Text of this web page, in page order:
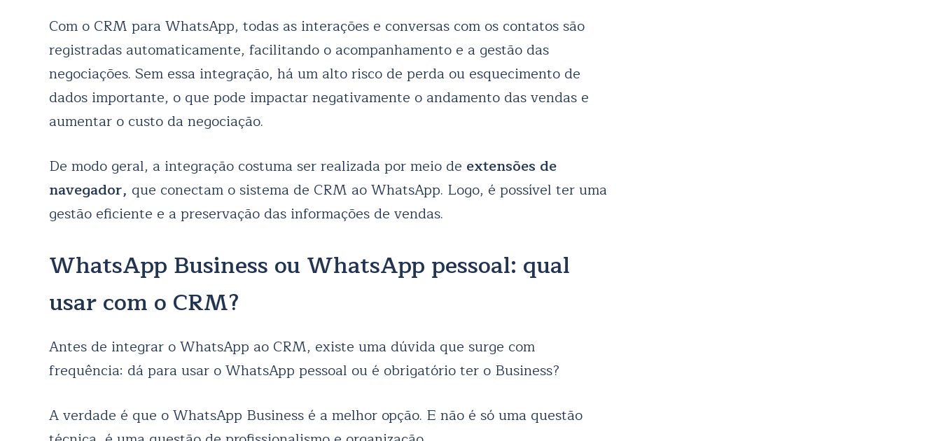
Com o CRM para WhatsApp, todas as interações e conversas com os contatos são
registradas automaticamente, facilitando o acompanhamento e a gestão das
negociações. Sem essa integração, há um alto risco de perda ou esquecimento de
dados importante, o que pode impactar negativamente o andamento das vendas e
aumentar o custo da negociação.
De modo geral, a integração costuma ser realizada por meio de extensões de
navegador, que conectam o sistema de CRM ao WhatsApp. Logo, é possível ter uma
gestão eficiente e a preservação das informações de vendas.
WhatsApp Business ou WhatsApp pessoal: qual
usar com o CRM?
Antes de integrar o WhatsApp ao CRM, existe uma dúvida que surge com
frequência: dá para usar o WhatsApp pessoal ou é obrigatório ter o Business?
A verdade é que o WhatsApp Business é a melhor opção. E não é só uma questão